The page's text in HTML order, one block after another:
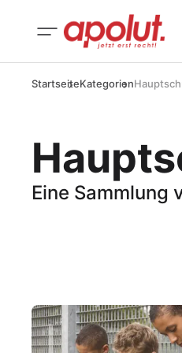
StartseiteKategorien
Eine Sammlung